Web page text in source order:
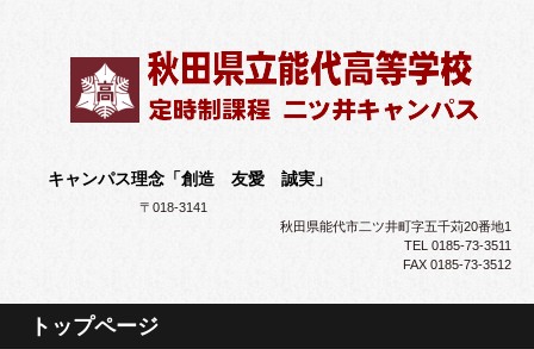
キャンパス理念「創造 友愛 誠実」
〒018-3141
秋田県能代市二ツ井町字五千苅20番地1
TEL 0185-73-3511
FAX 0185-73-3512
トップページ